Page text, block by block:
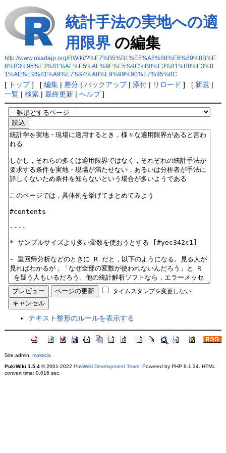
統計手法の実地への適
用限界の編集
http://www.okadajp.org/RWiki/?%E7%B5%B1%E8%A8%88%E6%89%8B%E
6%B3%95%E3%81%AE%E5%AE%9F%E5%9C%B0%E3%81%B8%E3%8
1%AE%E9%81%A9%E7%94%A8%E9%99%90%E7%95%8C
[ トップ] [ 編集| 差分| バックアップ| 添付| リロード ] [ 新規 |
一覧| 検索| 最終更新| ヘルプ]
タイムスタンプを変更しない
テキスト整形のルールを表示する
Site admin: mokada
PukiWiki 1.5.4© 2001-2022 PukiWiki Development Team. Powered by PHP 8.1.34. HTML
convert time: 0.016 sec.